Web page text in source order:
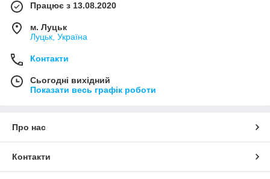
Працює з 13.08.2020
м. Луцьк
Луцьк, Україна
Контакти
Сьогодні вихідний
Показати весь графік роботи
Про нас
Контакти